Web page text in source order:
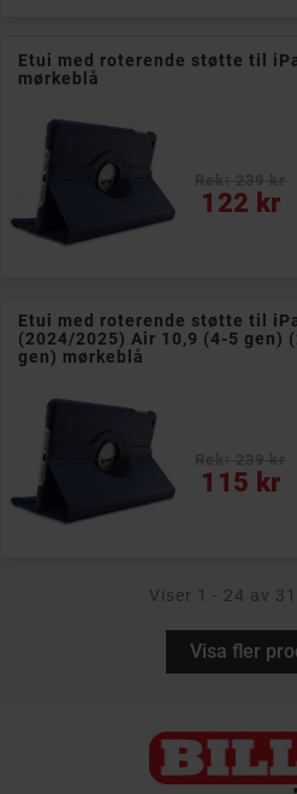
Etui med roterende støtte til
mørkeblå
122 kr
Pris
Etui med roterende støtte til
(2024/2025) Air 10,9 (4-5 gen)
gen) mørkeblå
115 kr
Pris
Viser 1 - 24 av
Visa fler